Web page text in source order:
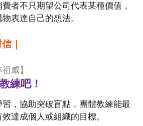
者不只期望公司代表某種價值，
表達自己的想法。
｜
威】
練吧！
，協助突破盲點，團體教練能最
達成個人或組織的目標。